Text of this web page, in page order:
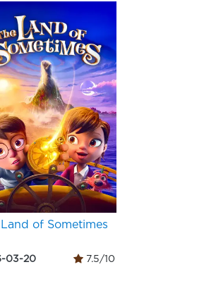
Land of Sometimes
03-20 7.5/10